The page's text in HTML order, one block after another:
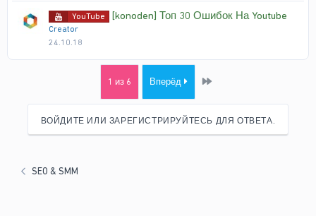
YouTube [konoden] Топ 30 Ошибок На Youtube
Creator
24.10.18
1 из 6 Вперёд Last
ВОЙДИТЕ ИЛИ ЗАРЕГИСТРИРУЙТЕСЬ ДЛЯ ОТВЕТА.
SEO & SMM